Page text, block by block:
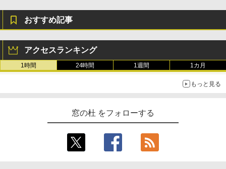
おすすめ記事
アクセスランキング
1時間 24時間 1週間 1カ月
もっと見る
窓の杜 をフォローする